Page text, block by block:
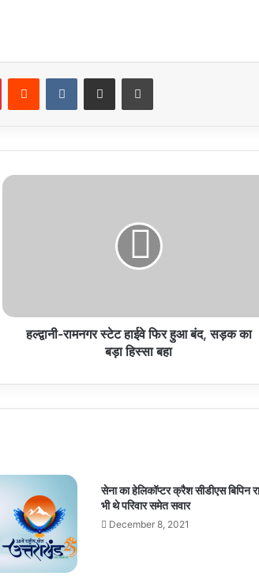
PinterestReddit VKontakteShare via Email Print
हल्द्वानी-
का
हल्द्वानी-रामनगर स्टेट हाईवे फिर हुआ बंद, सड़क का
बड़ा हिस्सा बहा
सेना का हेलिकॉप्टर क्रैश सीडीएस बिपिन
भी थे परिवार समेत सवार
December 8, 2021